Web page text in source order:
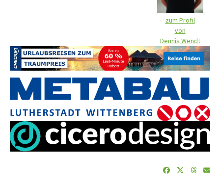
zum Profil
von
Dennis Wendt